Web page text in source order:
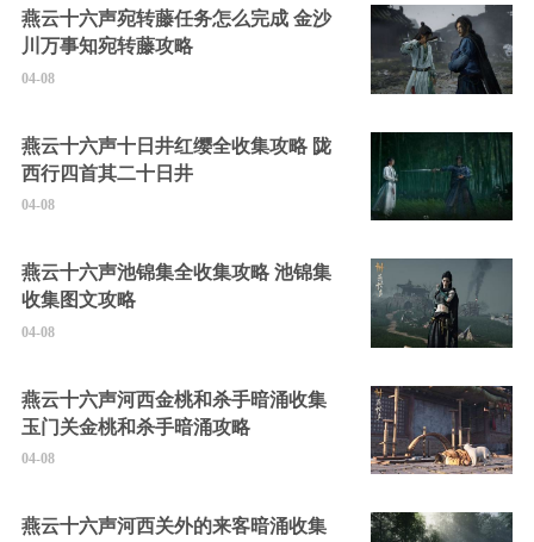
燕云十六声宛转藤任务怎么完成 金沙
川万事知宛转藤攻略
04-08
燕云十六声十日井红缨全收集攻略 陇
西行四首其二十日井
04-08
燕云十六声池锦集全收集攻略 池锦集
收集图文攻略
04-08
燕云十六声河西金桃和杀手暗涌收集
玉门关金桃和杀手暗涌攻略
04-08
燕云十六声河西关外的来客暗涌收集